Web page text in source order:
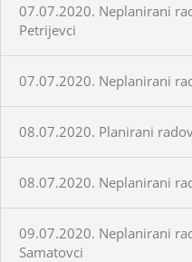
07.07.2020. Neplanirani
Petrijevci
07.07.2020. Neplanirani
08.07.2020. Planirani
08.07.2020. Neplanirani
09.07.2020. Neplanirani
Samatovci